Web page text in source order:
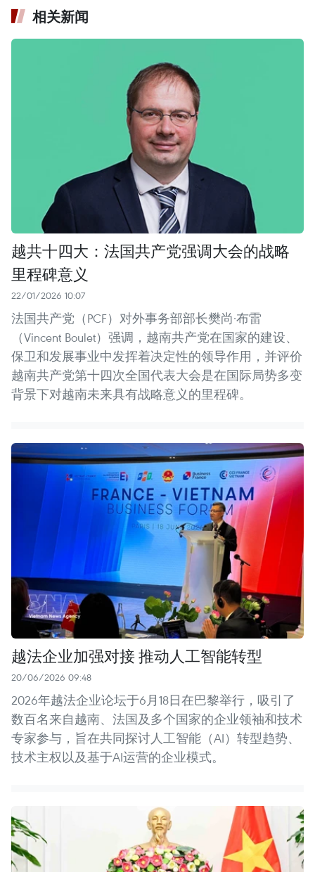
相关新闻
越共十四大：法国共产党强调大会的战略
里程碑意义
22/01/2026 10:07
法国共产党（PCF）对外事务部部长樊尚·布雷
（Vincent Boulet）强调，越南共产党在国家的建设、
保卫和发展事业中发挥着决定性的领导作用，并评价
越南共产党第十四次全国代表大会是在国际局势多变
背景下对越南未来具有战略意义的里程碑。
越法企业加强对接 推动人工智能转型
20/06/2026 09:48
2026年越法企业论坛于6月18日在巴黎举行，吸引了
数百名来自越南、法国及多个国家的企业领袖和技术
专家参与，旨在共同探讨人工智能（AI）转型趋势、
技术主权以及基于AI运营的企业模式。